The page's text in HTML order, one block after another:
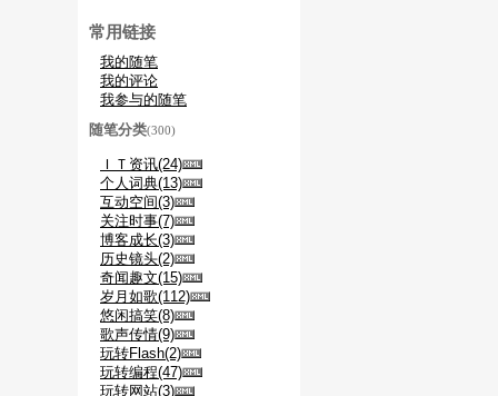
常用链接
我的随笔
我的评论
我参与的随笔
随笔分类(300)
ＩＴ资讯(24)
个人词典(13)
互动空间(3)
关注时事(7)
博客成长(3)
历史镜头(2)
奇闻趣文(15)
岁月如歌(112)
悠闲搞笑(8)
歌声传情(9)
玩转Flash(2)
玩转编程(47)
玩转网站(3)